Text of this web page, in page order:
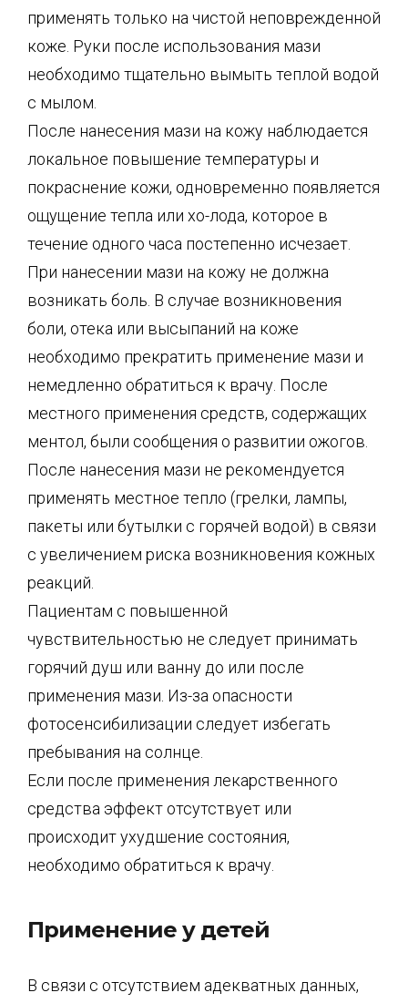
применять только на чистой неповрежденной
коже. Руки после использования мази
необходимо тщательно вымыть теплой водой
с мылом.
После нанесения мази на кожу наблюдается
локальное повышение температуры и
покраснение кожи, одновременно появляется
ощущение тепла или хо-лода, которое в
течение одного часа постепенно исчезает.
При нанесении мази на кожу не должна
возникать боль. В случае возникновения
боли, отека или высыпаний на коже
необходимо прекратить применение мази и
немедленно обратиться к врачу. После
местного применения средств, содержащих
ментол, были сообщения о развитии ожогов.
После нанесения мази не рекомендуется
применять местное тепло (грелки, лампы,
пакеты или бутылки с горячей водой) в связи
с увеличением риска возникновения кожных
реакций.
Пациентам с повышенной
чувствительностью не следует принимать
горячий душ или ванну до или после
применения мази. Из-за опасности
фотосенсибилизации следует избегать
пребывания на солнце.
Если после применения лекарственного
средства эффект отсутствует или
происходит ухудшение состояния,
необходимо обратиться к врачу.
Применение у детей
В связи с отсутствием адекватных данных,